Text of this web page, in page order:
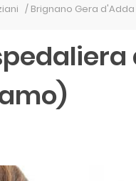
/ Brignano Gera d'Adda